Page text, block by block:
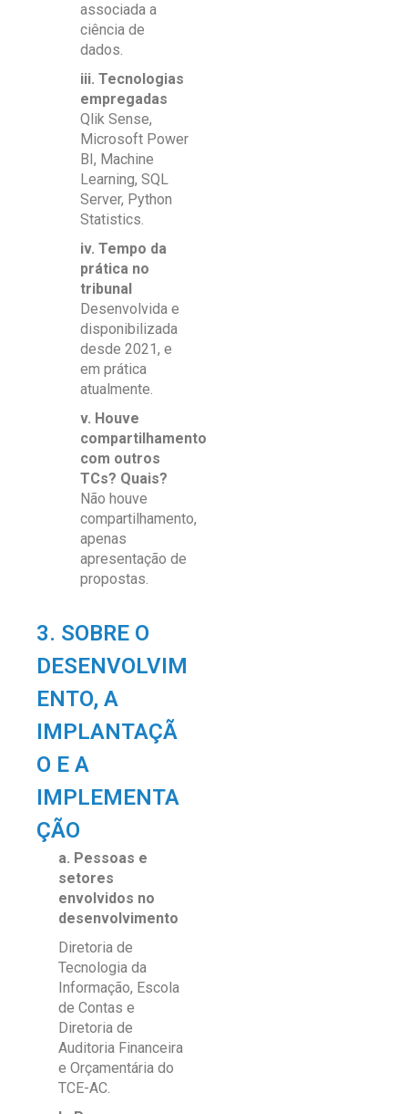
associada a
ciência de
dados.
iii. Tecnologias
empregadas
Qlik Sense,
Microsoft Power
BI, Machine
Learning, SQL
Server, Python
Statistics.
iv. Tempo da
prática no
tribunal
Desenvolvida e
disponibilizada
desde 2021, e
em prática
atualmente.
v. Houve
compartilhamento
com outros
TCs? Quais?
Não houve
compartilhamento,
apenas
apresentação de
propostas.
3. SOBRE O
DESENVOLVIM
ENTO, A
IMPLANTAÇÃ
O E A
IMPLEMENTA
ÇÃO
a. Pessoas e
setores
envolvidos no
desenvolvimento
Diretoria de
Tecnologia da
Informação, Escola
de Contas e
Diretoria de
Auditoria Financeira
e Orçamentária do
TCE-AC.